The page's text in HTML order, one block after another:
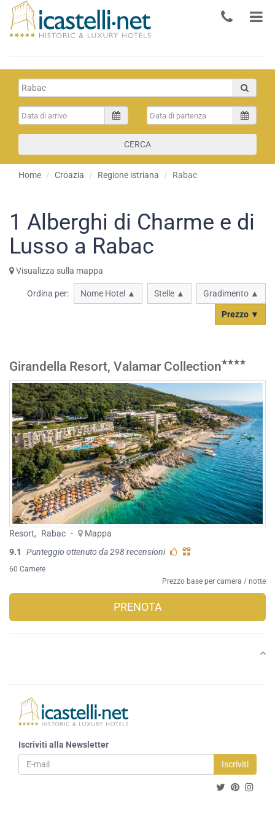
CERCA
Home Croazia Regione istriana Rabac
1 Alberghi di Charme e di
Lusso a Rabac
Visualizza sulla mappa
Ordina per: Nome Hotel ▲ Stelle ▲ Gradimento ▲
Prezzo ▼
Girandella Resort, Valamar Collection
Resort, Rabac -
Mappa
9.1
Punteggio ottenuto da 298 recensioni
60 Camere
Prezzo base per camera / notte
PRENOTA
Iscriviti alla Newsletter
Iscriviti